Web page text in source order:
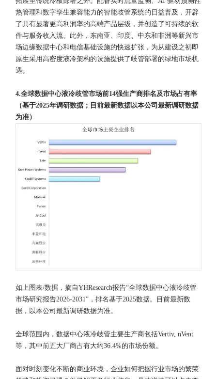
热管理和数字孪生兼容能力的智能歧管系统的日益普及，开辟
了具有显著更高利润率的高端产品层级，并创造了可持续的软
件与服务收入流。此外，东南亚、印度、中东和非洲等新兴市
场边缘数据中心和电信基础设施的快速扩张，为从建设之初即
原生采用高密度液冷架构的设施提供了歧管部署的绿地市场机
遇。
4.全球数据中心液冷歧管市场前14强生产商排名及市场占有率
（基于2025年调研数据；目前最新数据以本公司最新调研数据
为准）
如上图表/数据，摘自YHResearch报告“全球数据中心液冷歧管
市场研究报告2026-2031”，排名基于2025数据。目前最新数
据，以本公司最新调研数据为准。
全球范围内，数据中心液冷歧管主要生产商包括Vertiv, nVent
等，其中前五大厂商占有大约36.4%的市场份额。
面对时刻变化不断的商业环境，企业如何把握行业市场的繁荣